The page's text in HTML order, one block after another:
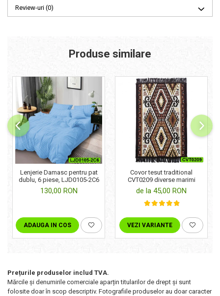
Review-uri (0)
Produse similare
Lenjerie Damasc pentru pat
dublu, 6 piese, LJD0105-2C6
130,00 RON
ADAUGA IN COS
Covor tesut traditional
CVT0209 diverse marimi
de la 45,00 RON
VEZI VARIANTE
Prețurile produselor includ TVA.
Mărcile și denumirile comerciale aparțin titularilor de drept şi sunt
folosite doar în scop descriptiv. Fotografiile produselor au doar caracter